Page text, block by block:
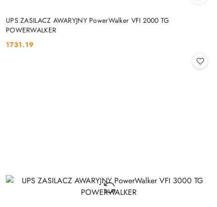
UPS ZASILACZ AWARYJNY PowerWalker VFI 2000 TG
POWERWALKER
Cena:
1731.19